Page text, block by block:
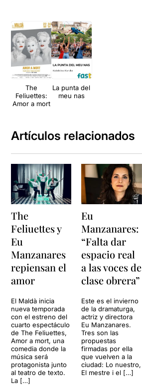
The
Feliuettes:
Amor a mort
La punta del
meu nas
Artículos relacionados
The
Feliuettes y
Eu
Manzanares
repiensan el
amor
El Maldà inicia
nueva temporada
con el estreno del
cuarto espectáculo
de The Feliuettes,
Amor a mort, una
comedia donde la
música será
protagonista junto
al teatro de texto.
La […]
Eu
Manzanares:
“Falta dar
espacio real
a las voces de
clase obrera”
Este es el invierno
de la dramaturga,
actriz y directora
Eu Manzanares.
Tres son las
propuestas
firmadas por ella
que vuelven a la
ciudad: Lo nuestro,
El mestre i el […]